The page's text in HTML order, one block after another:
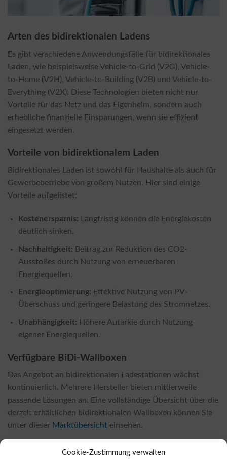
Cookie-Zustimmung verwalten
Arten des bidirektionalen Ladens
Es gibt verschiedene Anwendungsfälle für bidirektionales
Laden, wie beispielsweise Vehicle-to-Grid (V2G), Vehicle-
to-Home (V2H), Vehicle-to-Building (V2B) und Vehicle-to-
Everything (V2X). Diese Technologien bieten nicht nur
Vorteile für das Netz und das Eigenheim, sondern auch
erhebliche finanzielle Einsparungen, wenn sie effizient
eingesetzt werden.
Vorteile von bidirektionalem Laden
Bidirektionales Laden ist sowohl für Haushalte als auch für
Gewerbebetriebe von großem Nutzen. Hier sind einige
Vorteile aufgelistet:
Kostenersparnis: Langfristig können die Energiekosten
deutlich sinken.
Nachhaltigkeit: Beitrag zur Reduktion des CO2-
Ausstoßes durch Nutzung von erneuerbaren
Energiequellen.
Energieoptimierung: Effektive Nutzung von PV-
Überschuss und geringere Belastung des Stromnetzes.
Unabhängigkeit: Höhere Autarkie durch Nutzung
eigener Energiequellen.
Verfügbare BiDi-Wallboxen
Das Angebot an bidirektionalen Ladestationen wächst
kontinuierlich. Mehrere Hersteller bieten mittlerweile
passende Lösungen an. Eine vollständige Übersicht über die
derzeit erhältlichen bidirektionalen Wallboxen können Sie
unter dieser Marktübersicht einsehen.